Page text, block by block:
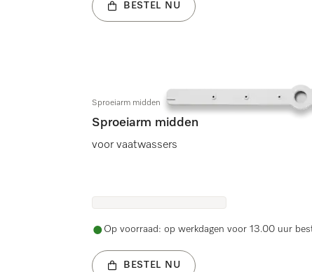
BESTEL NU
Sproeiarm midden
Sproeiarm midden
voor vaatwassers
Op voorraad: op werkdagen voor 13.00 uur
BESTEL NU